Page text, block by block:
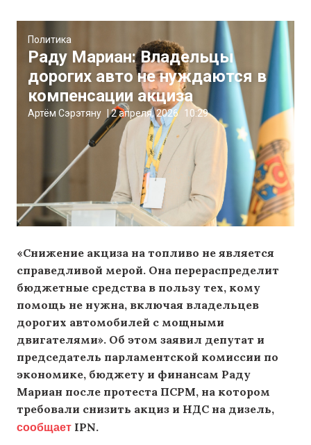
Политика
Раду Мариан: Владельцы
дорогих авто не нуждаются в
компенсации акциза
Артём Сэрэтяну 2 апреля, 2026 10:29
«Снижение акциза на топливо не является
справедливой мерой. Она перераспределит
бюджетные средства в пользу тех, кому
помощь не нужна, включая владельцев
дорогих автомобилей с мощными
двигателями». Об этом заявил депутат и
председатель парламентской комиссии по
экономике, бюджету и финансам Раду
Мариан после протеста ПСРМ, на котором
требовали снизить акциз и НДС на дизель,
сообщает IPN.